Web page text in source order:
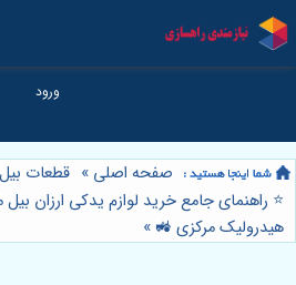
صفحه اصلی » قطعات
⭐️ راهنمای جامع خرید لوازم یدکی ارزان بیل
هیدرولیک مرکزی 🚜 »